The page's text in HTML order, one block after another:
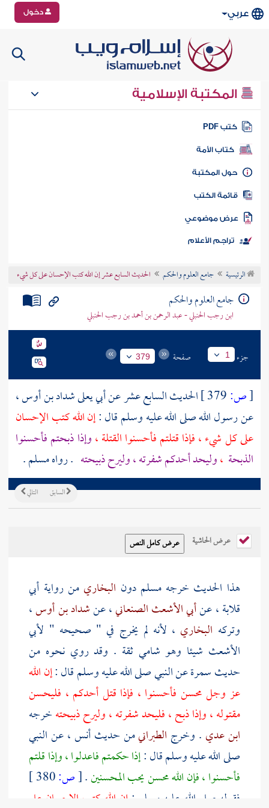
عربي دخول
المكتبة الإسلامية
كتب PDF
كتاب الأمة
المكتبة
الكتب
موضوعي
تراجم الأعلام
الرئيسية جامع العلوم والحكم الحديث السابع عشر إن الله كتب الإحسان على كل شيء
جامع العلوم والحكم
ابن رجب الحنبلي - عبد الرحمن بن أحمد بن رجب الحنبلي
جزء 1 صفحة 379
[ص: الحديث السابع عشر عنأبي يعلى شداد بن أوس،
عن رسول الله صلى الله عليه وسلم قال :إن الله كتب الإحسان
على كل شيء ، فإذا قتلتم فأحسنوا القتلة ،وإذا ذبحتم فأحسنوا
الذبحة ،وليحد أحدكم شفرته ، وليرح ذبيحته . رواهمسلم.
التالي السابق
عرض الحاشية
هذا الحديث خرجهمسلمدون البخاريمن رواية أبي
قلابة، عنأبي الأشعث الصنعاني، عنشداد بن أوس،
وتركه البخاري ، لأنه لم يخرج في " صحيحه " لأبي
الأشعث شيئا وهو شامي ثقة . وقد روي نحوه من
حديث سمرة عن النبي صلى الله عليه وسلم قال :إن الله
عز وجل محسن فأحسنوا ، فإذا قتل أحدكم ، فليحسن
مقتوله ، وإذا ذبح ، فليحد شفرته ، وليرح ذبيحتهخرجه
ابن عدي . وخرج الطبرانيمن حديثأنس، عن النبي
صلى الله عليه وسلم قال :إذا حكمتم فاعدلوا ، وإذا قلتم
فأحسنوا ، فإن الله محسن يحب المحسنين.
[ص:
فقوله صلى الله عليه وسلم : إن الله كتب الإحسان على